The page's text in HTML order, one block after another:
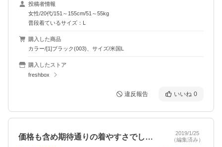
投稿者情報
女性/20代/151～155cm/51～55kg
普段着ているサイズ：L
購入した商品
カラー/[1]ブラック(003)、サイズ/米国L
購入したストア
freshbox
違反報告 いいね 0
価格も含め期待通りの着やすさでした。も…
2019/1/25
（編集済み）